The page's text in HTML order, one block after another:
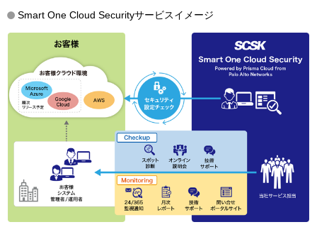
Smart One Cloud Securityサービスイメージ